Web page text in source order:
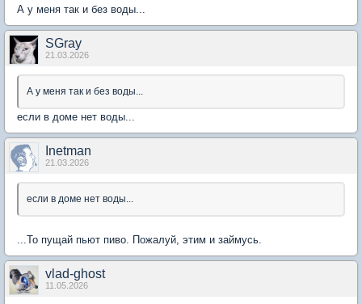
А у меня так и без воды...
SGray
21.03.2026
А у меня так и без воды...
если в доме нет воды...
Inetman
21.03.2026
если в доме нет воды...
...То пущай пьют пиво. Пожалуй, этим и займусь.
vlad-ghost
11.05.2026